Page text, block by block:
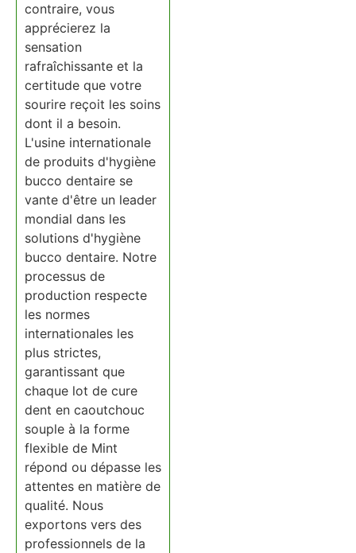
contraire, vous
apprécierez la
sensation
rafraîchissante et la
certitude que votre
sourire reçoit les soins
dont il a besoin.
L'usine internationale
de produits d'hygiène
bucco dentaire se
vante d'être un leader
mondial dans les
solutions d'hygiène
bucco dentaire. Notre
processus de
production respecte
les normes
internationales les
plus strictes,
garantissant que
chaque lot de cure
dent en caoutchouc
souple à la forme
flexible de Mint
répond ou dépasse les
attentes en matière de
qualité. Nous
exportons vers des
professionnels de la